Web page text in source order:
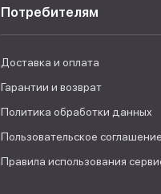
Потребителям
Доставка и оплата
Гарантии и возврат
Политика обработки данных
Пользовательское соглашение
Правила использования